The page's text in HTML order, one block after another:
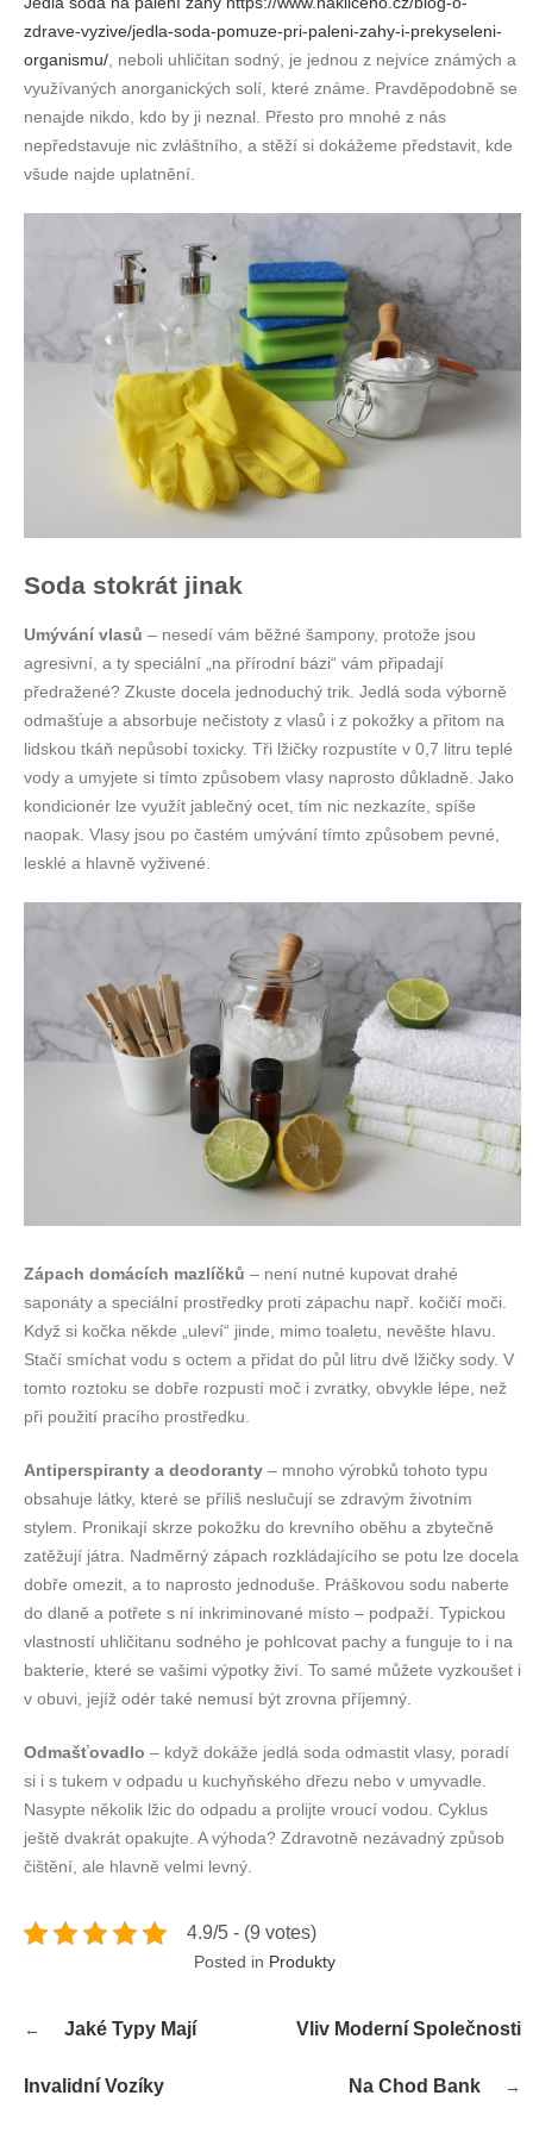
zdrave-vyzive/jedla-soda-pomuze-pri-paleni-zahy-i-prekyseleni-
organismu/ , neboli uhličitan sodný, je jednou z nejvíce známých a
využívaných anorganických solí, které známe. Pravděpodobně se
nenajde nikdo, kdo by ji neznal. Přesto pro mnohé z nás
nepředstavuje nic zvláštního, a stěží si dokážeme představit, kde
všude najde uplatnění.
Soda stokrát jinak
Umývání vlasů – nesedí vám běžné šampony, protože jsou
agresivní, a ty speciální „na přírodní bázi“ vám připadají
předražené? Zkuste docela jednoduchý trik. Jedlá soda výborně
odmašťuje a absorbuje nečistoty z vlasů i z pokožky a přitom na
lidskou tkáň nepůsobí toxicky. Tři lžičky rozpustíte v 0,7 litru teplé
vody a umyjete si tímto způsobem vlasy naprosto důkladně. Jako
kondicionér lze využít jablečný ocet, tím nic nezkazíte, spíše
naopak. Vlasy jsou po častém umývání tímto způsobem pevné,
lesklé a hlavně vyživené.
Zápach domácích mazlíčků – není nutné kupovat drahé
saponáty a speciální prostředky proti zápachu např. kočičí moči.
Když si kočka někde „uleví“ jinde, mimo toaletu, nevěšte hlavu.
Stačí smíchat vodu s octem a přidat do půl litru dvě lžičky sody. V
tomto roztoku se dobře rozpustí moč i zvratky, obvykle lépe, než
při použití pracího prostředku.
Antiperspiranty a deodoranty – mnoho výrobků tohoto typu
obsahuje látky, které se příliš neslučují se zdravým životním
stylem. Pronikají skrze pokožku do krevního oběhu a zbytečně
zatěžují játra. Nadměrný zápach rozkládajícího se potu lze docela
dobře omezit, a to naprosto jednoduše. Práškovou sodu naberte
do dlaně a potřete s ní inkriminované místo – podpaží. Typickou
vlastností uhličitanu sodného je pohlcovat pachy a funguje to i na
bakterie, které se vašimi výpotky živí. To samé můžete vyzkoušet i
v obuvi, jejíž odér také nemusí být zrovna příjemný.
Odmašťovadlo – když dokáže jedlá soda odmastit vlasy, poradí
si i s tukem v odpadu u kuchyňského dřezu nebo v umyvadle.
Nasypte několik lžic do odpadu a prolijte vroucí vodou. Cyklus
ještě dvakrát opakujte. A výhoda? Zdravotně nezávadný způsob
čištění, ale hlavně velmi levný.
4.9/5 - (9 votes)
Posted in Produkty
Navigace
pro
příspěvek
Jaké Typy Mají
Invalidní Vozíky
Vliv Moderní Společnosti
Na Chod Bank